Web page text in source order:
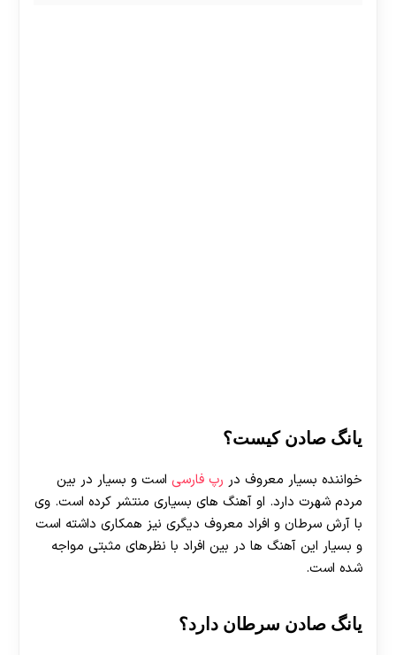
یانگ صادن کیست؟
خواننده بسیار معروف در رپ فارسی است و بسیار در بین
مردم شهرت دارد. او آهنگ های بسیاری منتشر کرده است. وی
با آرش سرطان و افراد معروف دیگری نیز همکاری داشته است
و بسیار این آهنگ ها در بین افراد با نظرهای مثبتی مواجه
شده است.
یانگ صادن سرطان دارد؟